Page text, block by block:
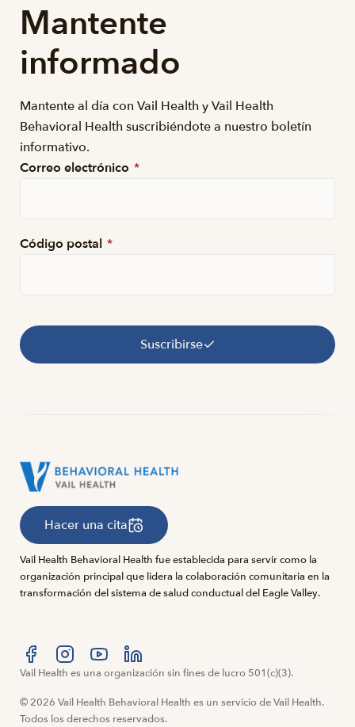
Mantente
informado
Mantente al día con Vail Health y Vail Health
Behavioral Health suscribiéndote a nuestro boletín
informativo.
Correo electrónico *
Código postal *
Suscribirse
Hacer una cita
Vail Health Behavioral Health fue establecida para servir como la
organización principal que lidera la colaboración comunitaria en la
transformación del sistema de salud conductual del Eagle Valley.
Visítanos en Facebook
Visítanos en Instagram
Visítanos en YouTube
Visítanos en LinkedIn
Vail Health es una organización sin fines de lucro 501(c)(3).
© 2026 Vail Health Behavioral Health es un servicio de Vail Health.
Todos los derechos reservados.